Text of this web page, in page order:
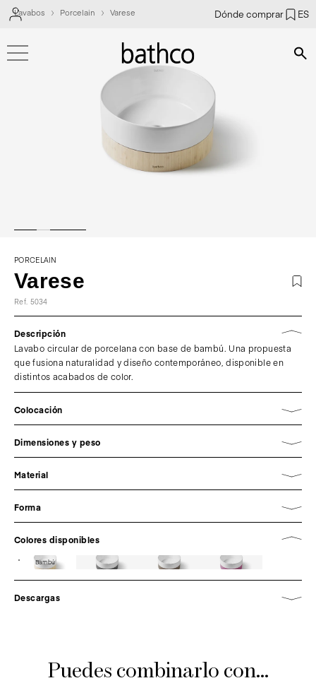
Dónde comprar ES
Lavabos Porcelain Varese
PORCELAIN
Varese
Ref. 5034
Descripción
Lavabo circular de porcelana con base de bambú. Una propuesta
que fusiona naturalidad y diseño contemporáneo, disponible en
distintos acabados de color.
Colocación
Dimensiones y peso
Material
Forma
Colores disponibles
Bambú
Descargas
Puedes combinarlo con...